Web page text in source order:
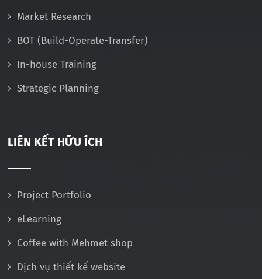
Market Research
BOT (Build-Operate-Transfer)
In-house Training
Strategic Planning
LIÊN KẾT HỮU ÍCH
Project Portfolio
eLearning
Coffee with Mehmet shop
Dịch vụ thiết kế website